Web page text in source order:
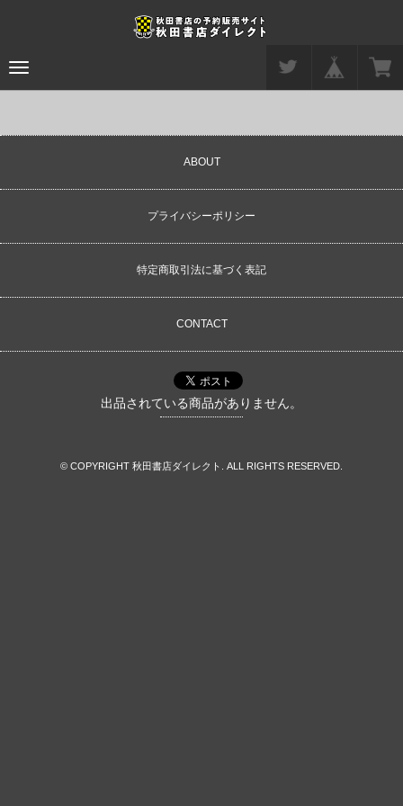
Toggle
navigation
出品されている商品がありません。
ABOUT
プライバシーポリシー
特定商取引法に基づく表記
CONTACT
© COPYRIGHT 秋田書店ダイレクト. ALL RIGHTS RESERVED.